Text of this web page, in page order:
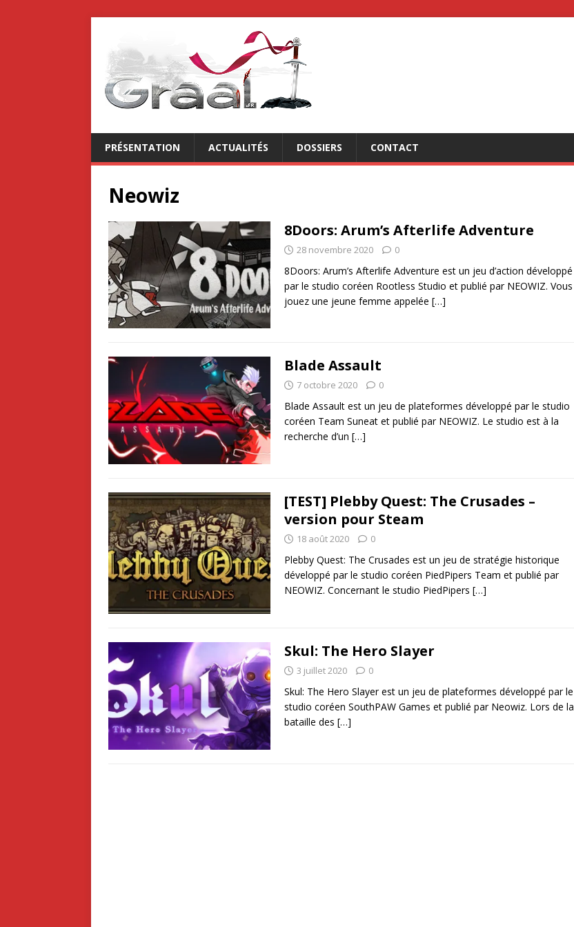
PRÉSENTATION ACTUALITÉS DOSSIERS CONTACT
Neowiz
8Doors: Arum’s Afterlife Adventure
28 novembre 2020 0
8Doors: Arum’s Afterlife Adventure est un jeu d’action développé
par le studio coréen Rootless Studio et publié par NEOWIZ. Vous
jouez une jeune femme appelée […]
Blade Assault
7 octobre 2020 0
Blade Assault est un jeu de plateformes développé par le studio
coréen Team Suneat et publié par NEOWIZ. Le studio est à la
recherche d’un […]
[TEST] Plebby Quest: The Crusades –
version pour Steam
18 août 2020 0
Plebby Quest: The Crusades est un jeu de stratégie historique
développé par le studio coréen PiedPipers Team et publié par
NEOWIZ. Concernant le studio PiedPipers […]
Skul: The Hero Slayer
3 juillet 2020 0
Skul: The Hero Slayer est un jeu de plateformes développé par le
studio coréen SouthPAW Games et publié par Neowiz. Lors de la
bataille des […]